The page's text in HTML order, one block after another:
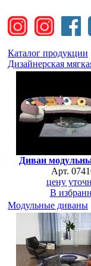
Каталог продукции
Дизайнерская
Диван
Арт.
цену
В
Модульные диваны